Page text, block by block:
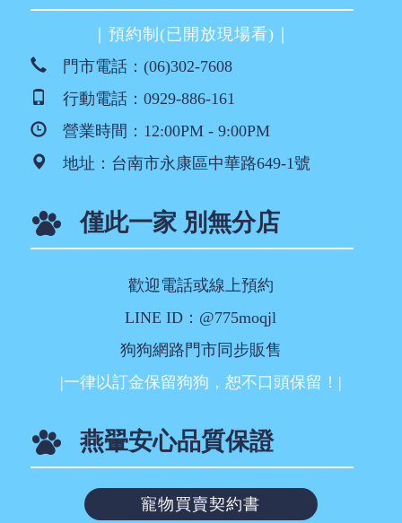
｜預約制(已開放現場看)｜
門市電話： (06)302-7608
行動電話： 0929-886-161
營業時間：12:00PM - 9:00PM
地址： 台南市永康區中華路649-1號
僅此一家 別無分店
歡迎電話或線上預約
LINE ID：@775moqjl
狗狗網路門市同步販售
|一律以訂金保留狗狗，恕不口頭保留！|
燕翬安心品質保證
寵物買賣契約書